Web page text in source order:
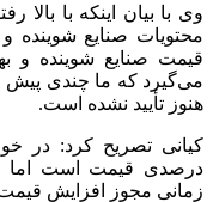
وی با بیان اینکه با
محتویات صنایع شوینده
قیمت صنایع شوینده و
می‌گیرد که ما چندی پیش
هنوز تأیید نشده است.
درصدی قیمت است
زمانی مجوز افزایش